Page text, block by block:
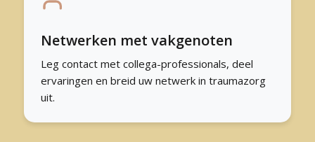
Netwerken met vakgenoten
Leg contact met collega-professionals, deel
ervaringen en breid uw netwerk in traumazorg
uit.